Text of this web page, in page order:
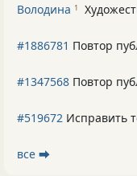
Володина 1
#1886781 Повтор
#1347568 Повтор
#519672 Исправить
все ⮕